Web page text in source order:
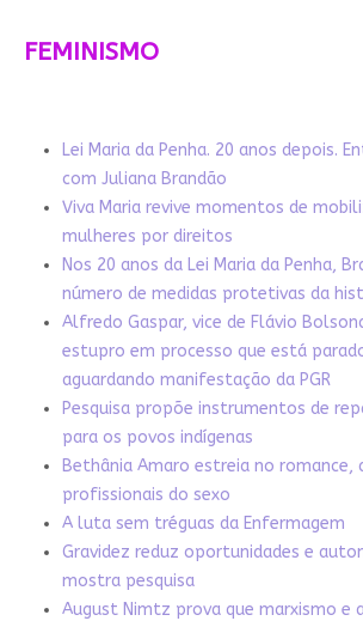
FEMINISMO
Lei Maria da Penha. 20 anos depois.
com Juliana Brandão
Viva Maria revive momentos de
mulheres por direitos
Nos 20 anos da Lei Maria da Penha,
número de medidas protetivas da
Alfredo Gaspar, vice de Flávio
estupro em processo que está
aguardando manifestação da PGR
Pesquisa propõe instrumentos de
para os povos indígenas
Bethânia Amaro estreia no romance,
profissionais do sexo
A luta sem tréguas da Enfermagem
Gravidez reduz oportunidades e
mostra pesquisa
August Nimtz prova que marxismo e